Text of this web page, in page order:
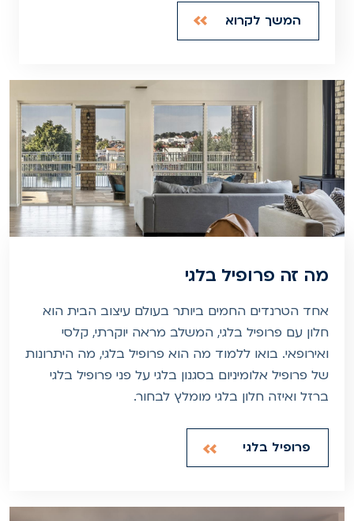
המשך לקרוא
מה זה פרופיל בלגי
אחד הטרנדים החמים ביותר בעולם עיצוב הבית הוא
חלון עם פרופיל בלגי, המשלב מראה יוקרתי, קלסי
ואירופאי. בואו ללמוד מה הוא פרופיל בלגי, מה היתרונות
של פרופיל אלומיניום בסגנון בלגי על פני פרופיל בלגי
ברזל ואיזה חלון בלגי מומלץ לבחור.
פרופיל בלגי